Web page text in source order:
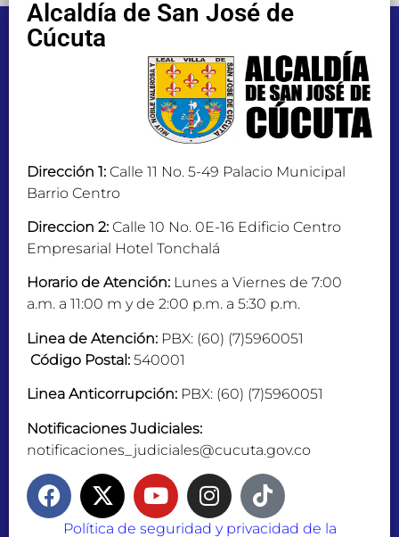
Alcaldía de San José de
Cúcuta
Dirección 1: Calle 11 No. 5-49 Palacio Municipal
Barrio Centro
Direccion 2: Calle 10 No. 0E-16 Edificio Centro
Empresarial Hotel Tonchalá
Horario de Atención: Lunes a Viernes de 7:00
a.m. a 11:00 m y de 2:00 p.m. a 5:30 p.m.
Linea de Atención: PBX: (60) (7)5960051
Código Postal: 540001
Linea Anticorrupción: PBX: (60) (7)5960051
Notificaciones Judiciales:
notificaciones_judiciales@cucuta.gov.co
Política de seguridad y privacidad de la